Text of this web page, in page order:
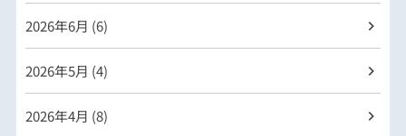
2026年6月 (6)
2026年5月 (4)
2026年4月 (8)